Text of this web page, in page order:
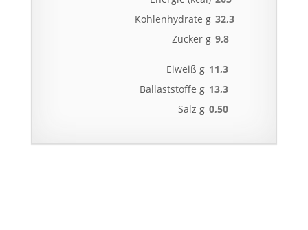
Kohlenhydrate g 32,3
Zucker g 9,8
Eiweiß g 11,3
Ballaststoffe g 13,3
Salz g 0,50